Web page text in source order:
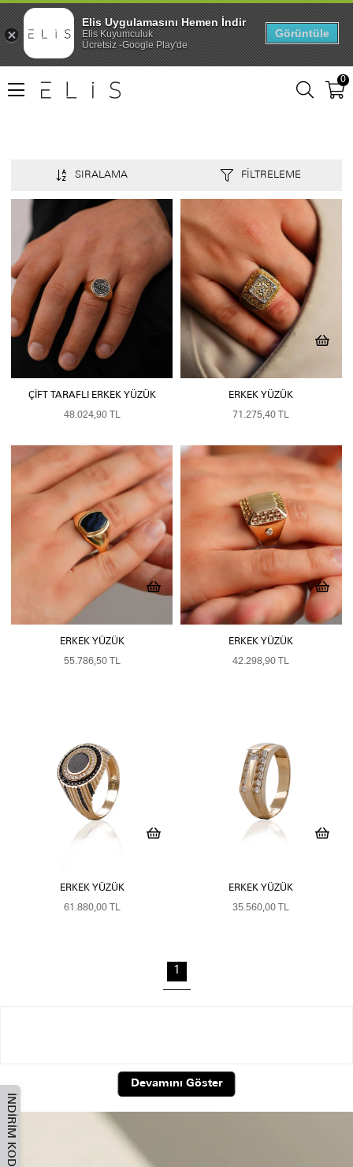
0
FILTRELEME
SIRALAMA
ÇIFT TARAFLI ERKEK YÜZÜK
48.024,90 TL
ERKEK YÜZÜK
71.275,40 TL
ERKEK YÜZÜK
55.786,50 TL
ERKEK YÜZÜK
42.298,90 TL
ERKEK YÜZÜK
61.880,00 TL
ERKEK YÜZÜK
35.560,00 TL
1
Devamını Göster
İNDIRIM KODU
Elis Uygulamasını Hemen İndir
Elis Kuyumculuk
Ücretsiz -Google Play'de
Görüntüle